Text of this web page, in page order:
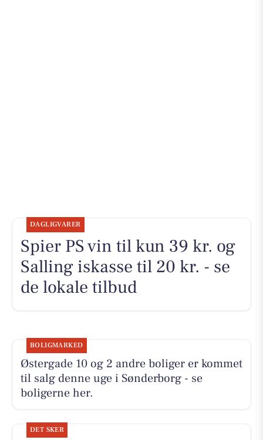
DAGLIGVARER
Spier PS vin til kun 39 kr. og
Salling iskasse til 20 kr. - se
de lokale tilbud
BOLIGMARKED
Østergade 10 og 2 andre boliger er kommet
til salg denne uge i Sønderborg - se
boligerne her.
DET SKER